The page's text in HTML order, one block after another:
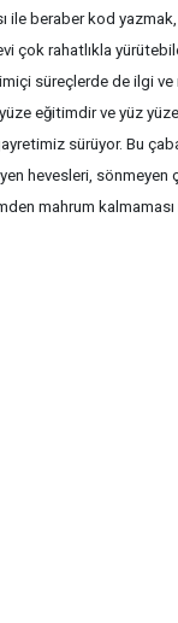
ile beraber kod
çok rahatlıkla
süreçlerde de ilgi
eğitimdir ve yüz
sürüyor. Bu
hevesleri,
mahrum